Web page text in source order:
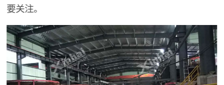
要关注。